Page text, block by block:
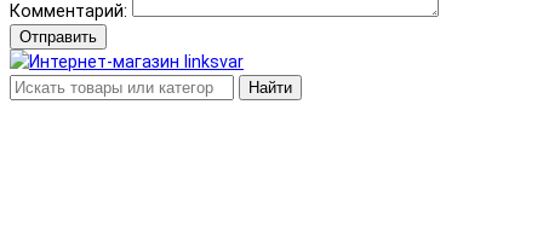
Комментарий:
Отправить
Найти